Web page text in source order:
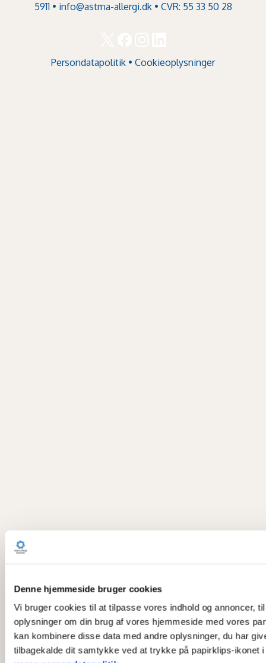
Denne hjemmeside bruger cookies
Vi bruger cookies til at tilpasse vores indhold og annoncer,
oplysninger om din brug af vores hjemmeside med vores
kan kombinere disse data med andre oplysninger, du har
tilbagekalde dit samtykke ved at trykke på papirklips-ikonet
5911 • info@astma-allergi.dk• CVR: 55 33 50 28
Persondatapolitik • Cookieoplysninger